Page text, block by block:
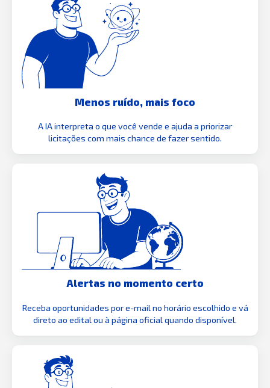
Menos ruído, mais foco
A IA interpreta o que você vende e ajuda a priorizar
licitações com mais chance de fazer sentido.
Alertas no momento certo
Receba oportunidades por e-mail no horário escolhido e vá
direto ao edital ou à página oficial quando disponível.